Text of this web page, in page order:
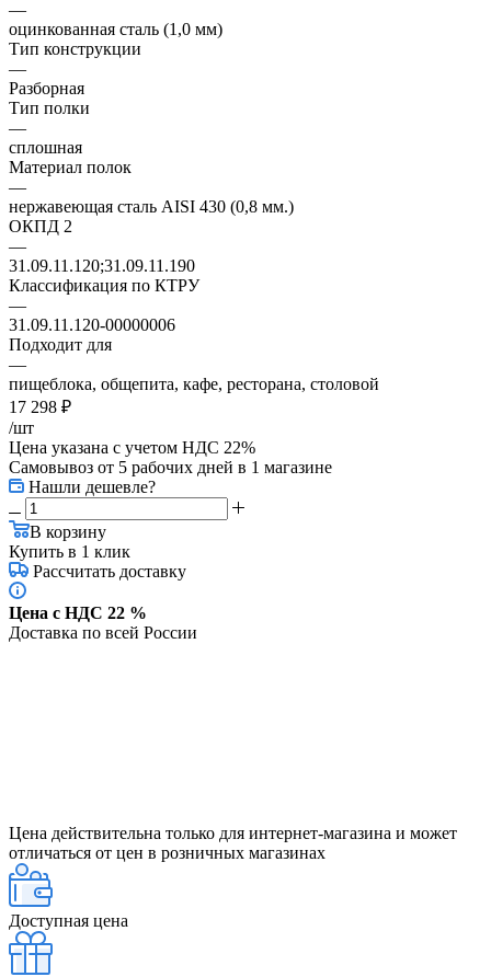
—
оцинкованная сталь (1,0 мм)
Тип конструкции
—
Разборная
Тип полки
—
сплошная
Материал полок
—
нержавеющая сталь AISI 430 (0,8 мм.)
ОКПД 2
—
31.09.11.120;31.09.11.190
Классификация по КТРУ
—
31.09.11.120-00000006
Подходит для
—
пищеблока, общепита, кафе, ресторана, столовой
17 298 ₽
/шт
Цена указана с учетом НДС 22%
Самовывоз от 5 рабочих дней в 1 магазине
Нашли дешевле?
В корзину
Купить в 1 клик
Рассчитать доставку
Цена с НДС 22 %
Доставка по всей России
Цена действительна только для интернет-магазина и может
отличаться от цен в розничных магазинах
Доступная цена